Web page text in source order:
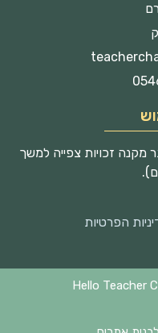
מקנה זכויות צפייה למשך
הפרטיות